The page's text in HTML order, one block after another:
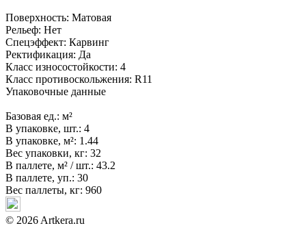
Поверхность: Матовая
Рельеф: Нет
Спецэффект: Карвинг
Ректификация: Да
Класс износостойкости: 4
Класс противоскольжения: R11
Упаковочные данные
Базовая ед.: м²
В упаковке, шт.: 4
В упаковке, м²: 1.44
Вес упаковки, кг: 32
В паллете, м² / шт.: 43.2
В паллете, уп.: 30
Вес паллеты, кг: 960
© 2026 Artkera.ru